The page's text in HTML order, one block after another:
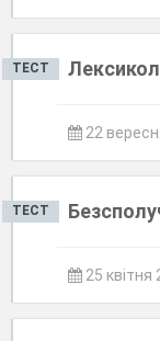
ТЕСТ
22
ТЕСТ
25 квітня